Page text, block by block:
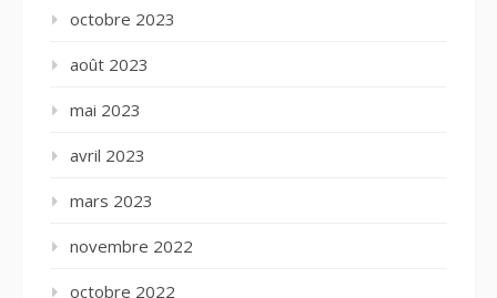
octobre 2023
août 2023
mai 2023
avril 2023
mars 2023
novembre 2022
octobre 2022